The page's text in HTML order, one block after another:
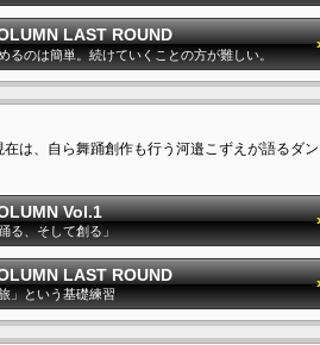
LAST ROUND
るのは簡単。続けていくことの方が難しい。
は、自ら舞踊創作も行う河邉こずえが語るダン
Vol.1
る、そして創る」
LAST ROUND
」という基礎練習